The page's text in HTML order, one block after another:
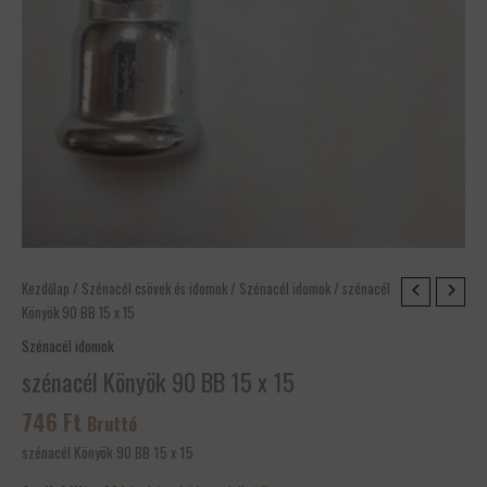
Kezdőlap / Szénacél csövek és idomok / Szénacél idomok / szénacél
Könyök 90 BB 15 x 15
Szénacél idomok
szénacél Könyök 90 BB 15 x 15
746 Ft Bruttó
szénacél Könyök 90 BB 15 x 15
szénacél
Könyök
90
15
x
15
mennyiség